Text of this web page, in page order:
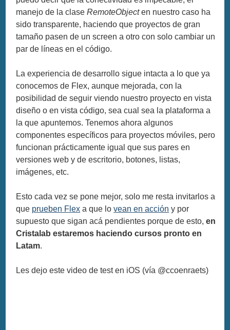
manejo de la claseRemoteObjecten nuestro caso ha
sido transparente, haciendo que proyectos de gran
tamaño pasen de un screen a otro con solo cambiar un
par de líneas en el código.
La experiencia de desarrollo sigue intacta a lo que ya
conocemos de Flex, aunque mejorada, con la
posibilidad de seguir viendo nuestro proyecto en vista
diseño o en vista código, sea cual sea la plataforma a
la que apuntemos. Tenemos ahora algunos
componentes específicos para proyectos móviles, pero
funcionan prácticamente igual que sus pares en
versiones web y de escritorio, botones, listas,
imágenes, etc.
Esto cada vez se pone mejor, solo me resta invitarlos a
que prueben Flex a que lovean en acción y por
supuesto que sigan acá pendientes porque de esto,en
Cristalab estaremos haciendo cursos pronto en
Latam.
Les dejo este video de test en iOS (vía @ccoenraets)